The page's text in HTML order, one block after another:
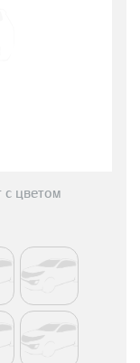
с цветом